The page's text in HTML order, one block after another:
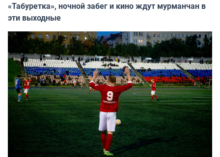
«Табуретка», ночной забег и кино ждут мурманчан в
эти выходные